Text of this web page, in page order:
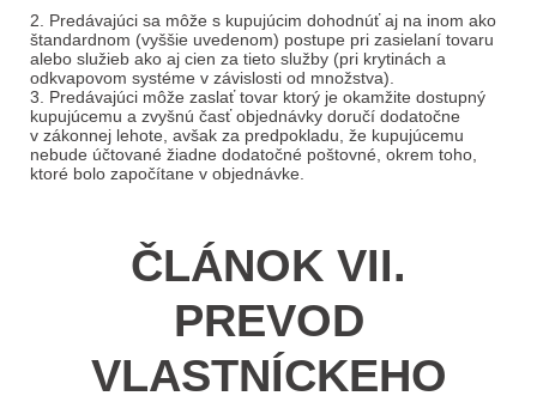
2. Predávajúci sa môže s kupujúcim dohodnúť aj na inom ako
štandardnom (vyššie uvedenom) postupe pri zasielaní tovaru
alebo služieb ako aj cien za tieto služby (pri krytinách a
odkvapovom systéme v závislosti od množstva).
3. Predávajúci môže zaslať tovar ktorý je okamžite dostupný
kupujúcemu a zvyšnú časť objednávky doručí dodatočne
v zákonnej lehote, avšak za predpokladu, že kupujúcemu
nebude účtované žiadne dodatočné poštovné, okrem toho,
ktoré bolo započítane v objednávke.
ČLÁNOK VII.
PREVOD
VLASTNÍCKEHO